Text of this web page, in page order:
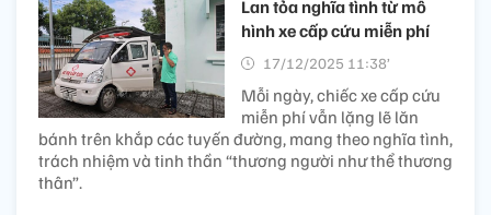
Lan tỏa nghĩa tình từ mô
hình xe cấp cứu miễn phí
17/12/2025 11:38’
Mỗi ngày, chiếc xe cấp cứu
miễn phí vẫn lặng lẽ lăn
bánh trên khắp các tuyến đường, mang theo nghĩa tình,
trách nhiệm và tinh thần “thương người như thể thương
thân”.